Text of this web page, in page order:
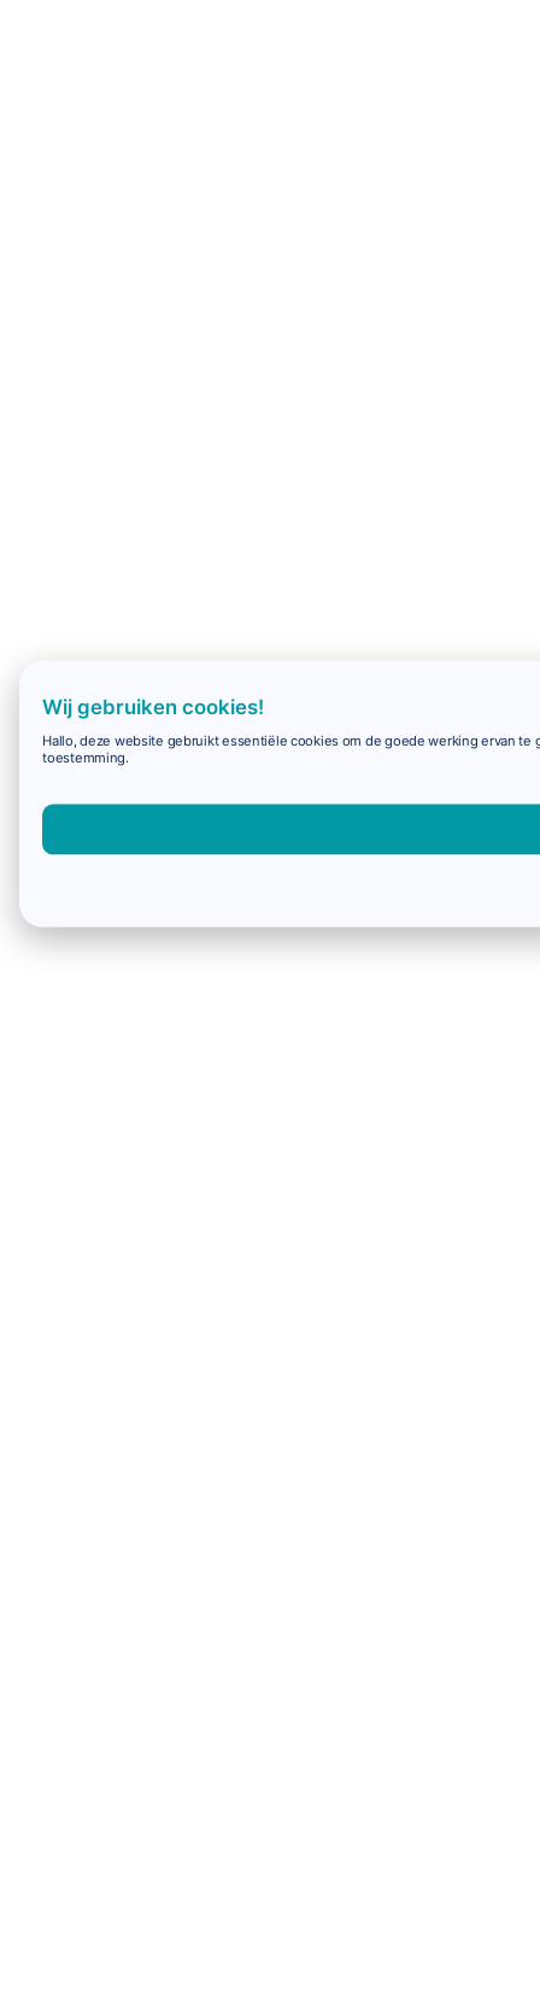
Wij gebruiken cookies!
Hallo, deze website gebruikt essentiële cookies om de goede werking ervan
toestemming.